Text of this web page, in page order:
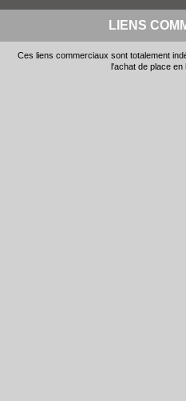
LIENS
Ces liens commerciaux sont totalement
l'achat de place en